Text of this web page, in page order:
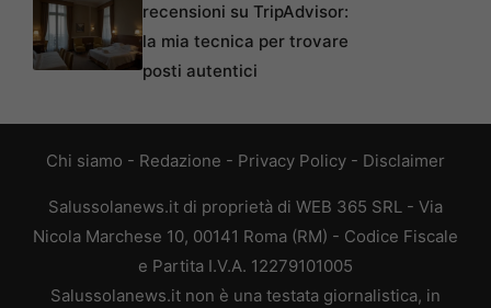
recensioni su TripAdvisor:
la mia tecnica per trovare
posti autentici
Chi siamo - Redazione - Privacy Policy - Disclaimer
Salussolanews.it di proprietà di WEB 365 SRL - Via
Nicola Marchese 10, 00141 Roma (RM) - Codice Fiscale
e Partita I.V.A. 12279101005
Salussolanews.it non è una testata giornalistica, in